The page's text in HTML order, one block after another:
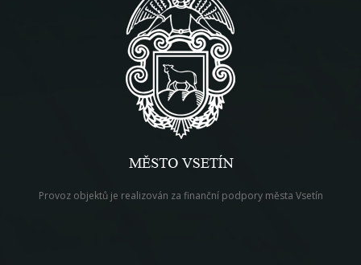
Provoz objektů je realizován za finanční podpory města Vsetín